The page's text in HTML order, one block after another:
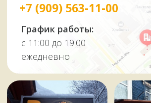
У НАС ЕСТЬ
Узбекские казаны
Афганские казаны
Тандыры
Мангалы
Шампуры
Восточная посуда
Чугунная посуда
Саджи
Автоклавы